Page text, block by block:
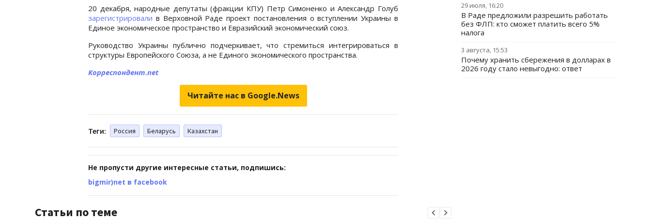
20 декабря, народные депутаты (фракции КПУ) Петр Симоненко и Александр Голуб
зарегистрировали в Верховной Раде проект постановления о вступлении Украины в
Единое экономическое пространство и Евразийский экономический союз.
Руководство Украины публично подчеркивает, что стремиться интегрироваться в
структуры Европейского Союза, а не Единого экономического пространства.
Корреспондент.net
Читайте нас в Google.News
Теги: Россия Беларусь Казахстан
Не пропусти другие интересные статьи, подпишись:
bigmir)net в facebook
Статьи по теме
29 июля, 16:20
В Раде предложили разрешить работать
без ФЛП: кто сможет платить всего 5%
налога
3 августа, 15:53
Почему хранить сбережения в долларах в
2026 году стало невыгодно: ответ